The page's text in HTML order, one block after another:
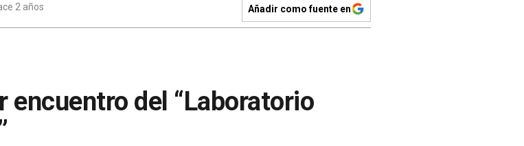
2 años Añadir como fuente en
encuentro del “Laboratorio